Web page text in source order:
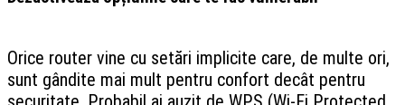
Orice router vine cu setări implicite care, de multe ori,
sunt gândite mai mult pentru confort decât pentru